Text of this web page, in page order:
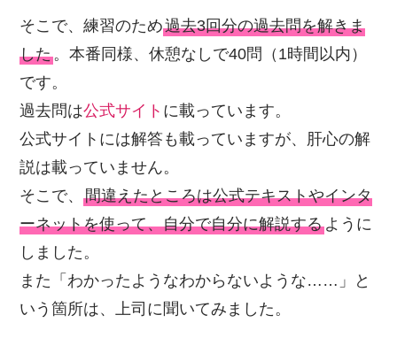
そこで、練習のため過去3回分の過去問を解きま
した。本番同様、休憩なしで40問（1時間以内）
です。
過去問は公式サイト に載っています。
公式サイトには解答も載っていますが、肝心の解
説は載っていません。
そこで、間違えたところは公式テキストやインタ
ーネットを使って、自分で自分に解説するように
しました。
また「わかったようなわからないような……」と
いう箇所は、上司に聞いてみました。